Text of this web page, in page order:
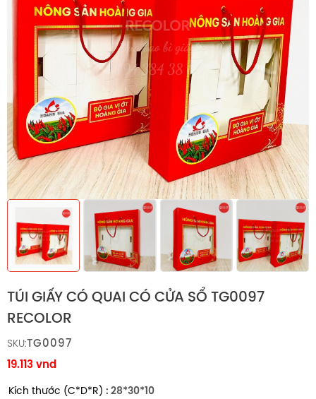
TÚI GIẤY CÓ QUAI CÓ CỬA SỔ TG0097
RECOLOR
SKU:TG0097
19.113 vnd
Kích thước (C*D*R) : 28*30*10